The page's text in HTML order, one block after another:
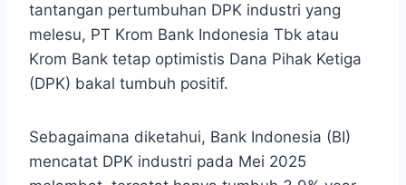
tantangan pertumbuhan DPK industri yang
melesu, PT Krom Bank Indonesia Tbk atau
Krom Bank tetap optimistis Dana Pihak Ketiga
(DPK) bakal tumbuh positif.
Sebagaimana diketahui, Bank Indonesia (BI)
mencatat DPK industri pada Mei 2025